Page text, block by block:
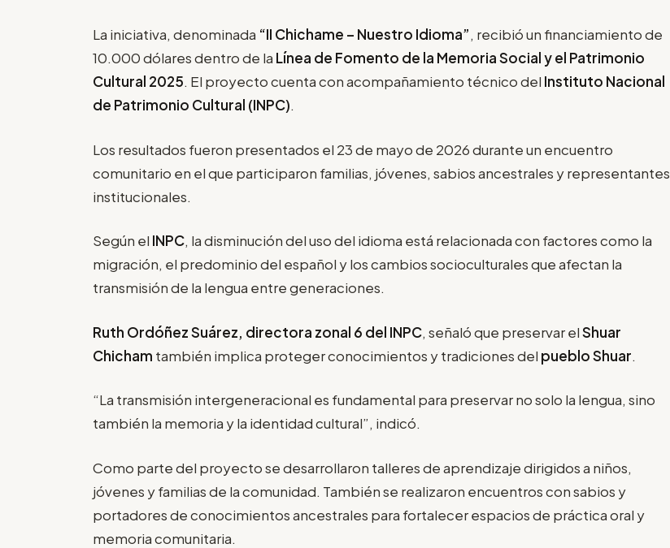
La iniciativa, denominada “II Chichame – Nuestro Idioma”, recibió un financiamiento de
10.000 dólares dentro de la Línea de Fomento de la Memoria Social y el Patrimonio
Cultural 2025. El proyecto cuenta con acompañamiento técnico del Instituto Nacional
de Patrimonio Cultural (INPC).
Los resultados fueron presentados el 23 de mayo de 2026 durante un encuentro
comunitario en el que participaron familias, jóvenes, sabios ancestrales y representantes
institucionales.
Según el INPC, la disminución del uso del idioma está relacionada con factores como la
migración, el predominio del español y los cambios socioculturales que afectan la
transmisión de la lengua entre generaciones.
Ruth Ordóñez Suárez, directora zonal 6 del INPC, señaló que preservar elShuar
Chicham también implica proteger conocimientos y tradiciones del pueblo Shuar.
“La transmisión intergeneracional es fundamental para preservar no solo la lengua, sino
también la memoria y la identidad cultural”, indicó.
Como parte del proyecto se desarrollaron talleres de aprendizaje dirigidos a niños,
jóvenes y familias de la comunidad. También se realizaron encuentros con sabios y
portadores de conocimientos ancestrales para fortalecer espacios de práctica oral y
memoria comunitaria.